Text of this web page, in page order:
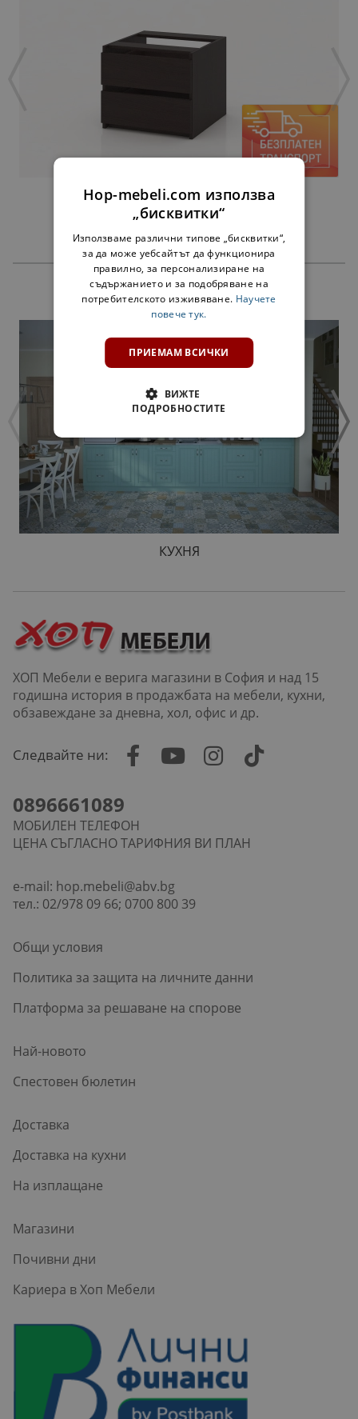
ЧЕКМЕДЖЕТА АЛФА ВЕНГЕ - ЗА 60 СМ
45,00 €
ПРОДУКТИ
КУХНЯ
ХОП Мебели е верига магазини в София и над 15
годишна история в продажбата на мебели, кухни,
обзавеждане за дневна, хол, офис и др.
Следвайте ни:
0896661089
МОБИЛЕН ТЕЛЕФОН
ЦЕНА СЪГЛАСНО ТАРИФНИЯ ВИ ПЛАН
e-mail: hop.mebeli@abv.bg
тел.: 02/978 09 66; 0700 800 39
Общи условия
Политика за защита на личните данни
Платформа за решаване на спорове
Най-новото
Спестовен бюлетин
Доставка
Доставка на кухни
На изплащане
Магазини
Почивни дни
Кариера в Хоп Мебели
Hop-mebeli.com използва
„бисквитки“
Използваме различни типове „бисквитки“,
за да може уебсайтът да функционира
правилно, за персонализиране на
съдържанието и за подобряване на
потребителското изживяване. Научете
повече тук.
ПРИЕМАМ ВСИЧКИ
ВИЖТЕ
ПОДРОБНОСТИТЕ